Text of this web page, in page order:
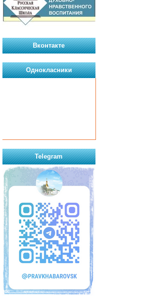
Вконтакте
Однокласники
Telegram